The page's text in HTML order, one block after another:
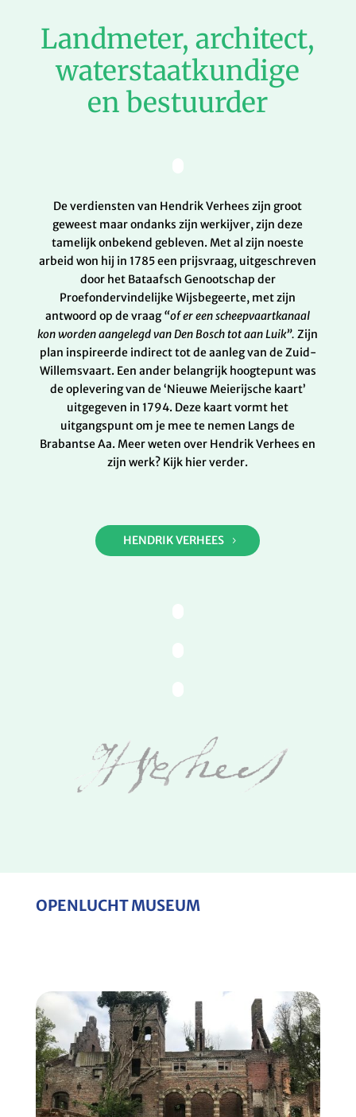
Landmeter, architect,
waterstaatkundige
en bestuurder
De verdiensten van Hendrik Verhees zijn groot
geweest maar ondanks zijn werkijver, zijn deze
tamelijk onbekend gebleven. Met al zijn noeste
arbeid won hij in 1785 een prijsvraag, uitgeschreven
door het Bataafsch Genootschap der
Proefondervindelijke Wijsbegeerte, met zijn
antwoord op de vraag“of er een scheepvaartkanaal
kon worden aangelegd van Den Bosch tot aan Luik”. Zijn
plan inspireerde indirect tot de aanleg van de Zuid-
Willemsvaart. Een ander belangrijk hoogtepunt was
de oplevering van de ‘Nieuwe Meierijsche kaart’
uitgegeven in 1794. Deze kaart vormt het
uitgangspunt om je mee te nemen Langs de
Brabantse Aa. Meer weten over Hendrik Verhees en
zijn werk? Kijk hier verder.
HENDRIK VERHEES
OPENLUCHT MUSEUM